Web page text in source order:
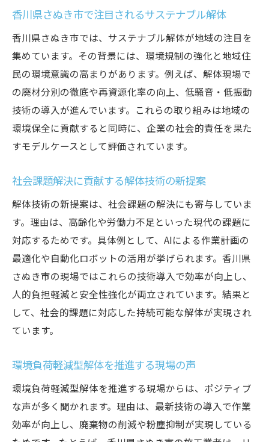
香川県さぬき市で注目されるサステナブル解体
香川県さぬき市では、サステナブル解体が地域の注目を
集めています。その背景には、環境規制の強化と地域住
民の環境意識の高まりがあります。例えば、解体現場で
の廃材分別の徹底や再資源化率の向上、低騒音・低振動
技術の導入が進んでいます。これらの取り組みは地域の
環境保全に貢献すると同時に、企業の社会的責任を果た
すモデルケースとして評価されています。
社会課題解決に貢献する解体技術の新提案
解体技術の新提案は、社会課題の解決にも寄与していま
す。理由は、高齢化や労働力不足といった現代の課題に
対応するためです。具体例として、AIによる作業計画の
最適化や自動化ロボットの活用が挙げられます。香川県
さぬき市の現場ではこれらの技術導入で効率が向上し、
人的負担軽減と安全性強化が両立されています。結果と
して、社会的課題に対応した持続可能な解体が実現され
ています。
環境負荷軽減型解体を推進する現場の声
環境負荷軽減型解体を推進する現場からは、ポジティブ
な声が多く聞かれます。理由は、最新技術の導入で作業
効率が向上し、廃棄物の削減や粉塵抑制が実現している